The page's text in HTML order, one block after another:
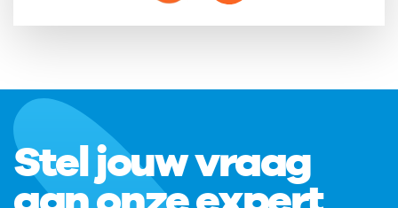
Stel jouw vraag